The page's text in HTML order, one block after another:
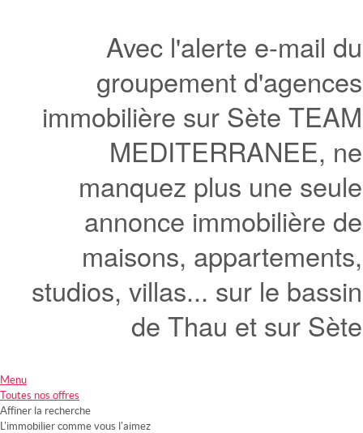
Avec l'alerte e-mail du
groupement d'agences
immobilière sur Sète TEAM
MEDITERRANEE, ne
manquez plus une seule
annonce immobilière de
maisons, appartements,
studios, villas... sur le bassin
de Thau et sur Sète
Menu
Toutes nos offres
Affiner la recherche
L'immobilier comme vous l'aimez